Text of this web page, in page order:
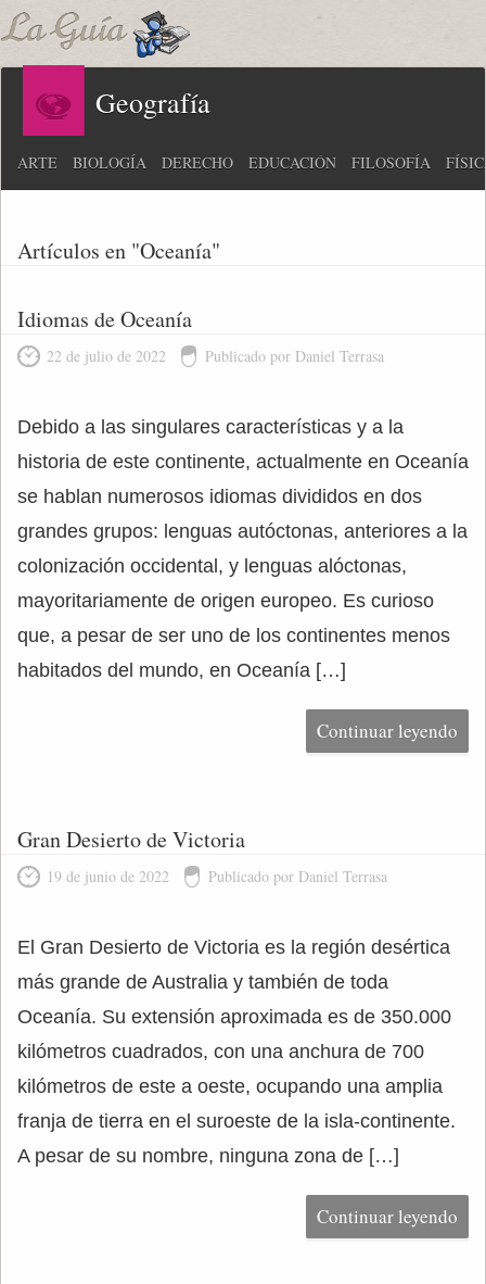
Geografía
ARTE BIOLOGÍA DERECHO EDUCACIÓN FILOSOFÍA
Artículos en "Oceanía"
Idiomas de Oceanía
22 de julio de 2022 Publicado por Daniel Terrasa
Debido a las singulares características y a la
historia de este continente, actualmente en Oceanía
se hablan numerosos idiomas divididos en dos
grandes grupos: lenguas autóctonas, anteriores a la
colonización occidental, y lenguas alóctonas,
mayoritariamente de origen europeo. Es curioso
que, a pesar de ser uno de los continentes menos
habitados del mundo, en Oceanía […]
Continuar leyendo
Gran Desierto de Victoria
19 de junio de 2022 Publicado por Daniel Terrasa
El Gran Desierto de Victoria es la región desértica
más grande de Australia y también de toda
Oceanía. Su extensión aproximada es de 350.000
kilómetros cuadrados, con una anchura de 700
kilómetros de este a oeste, ocupando una amplia
franja de tierra en el suroeste de la isla-continente.
A pesar de su nombre, ninguna zona de […]
Continuar leyendo